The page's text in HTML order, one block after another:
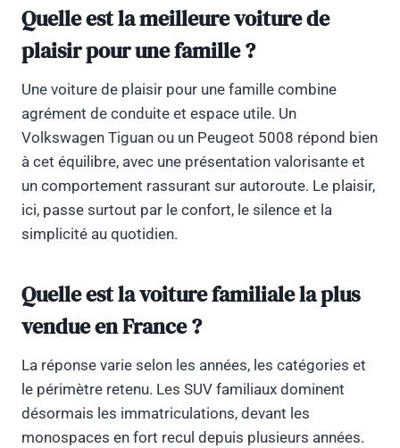
Quelle est la meilleure voiture de
plaisir pour une famille ?
Une voiture de plaisir pour une famille combine
agrément de conduite et espace utile. Un
Volkswagen Tiguan ou un Peugeot 5008 répond bien
à cet équilibre, avec une présentation valorisante et
un comportement rassurant sur autoroute. Le plaisir,
ici, passe surtout par le confort, le silence et la
simplicité au quotidien.
Quelle est la voiture familiale la plus
vendue en France ?
La réponse varie selon les années, les catégories et
le périmètre retenu. Les SUV familiaux dominent
désormais les immatriculations, devant les
monospaces en fort recul depuis plusieurs années.